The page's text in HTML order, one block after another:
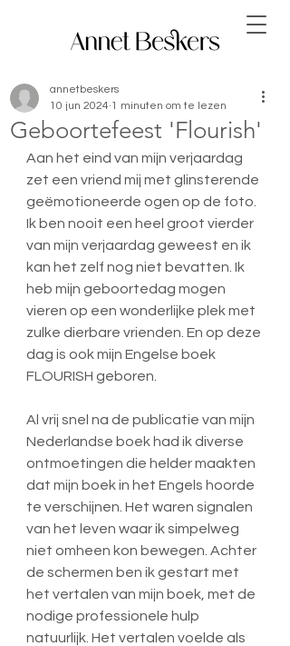
Geboortefeest 'Flourish'
annetbeskers
10 jun 2024 1 minuten om te lezen
Aan het eind van mijn verjaardag
zet een vriend mij met glinsterende
geëmotioneerde ogen op de foto.
Ik ben nooit een heel groot vierder
van mijn verjaardag geweest en ik
kan het zelf nog niet bevatten. Ik
heb mijn geboortedag mogen
vieren op een wonderlijke plek met
zulke dierbare vrienden. En op deze
dag is ook mijn Engelse boek
FLOURISH geboren.
Al vrij snel na de publicatie van mijn
Nederlandse boek had ik diverse
ontmoetingen die helder maakten
dat mijn boek in het Engels hoorde
te verschijnen. Het waren signalen
van het leven waar ik simpelweg
niet omheen kon bewegen. Achter
de schermen ben ik gestart met
het vertalen van mijn boek, met de
nodige professionele hulp
natuurlijk. Het vertalen voelde als